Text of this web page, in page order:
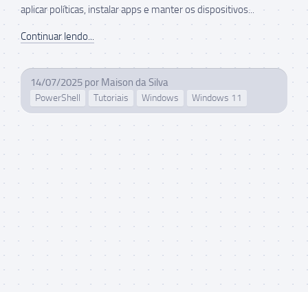
aplicar políticas, instalar apps e manter os dispositivos...
Continuar lendo...
14/07/2025 por Maison da Silva
PowerShell Tutoriais Windows Windows 11